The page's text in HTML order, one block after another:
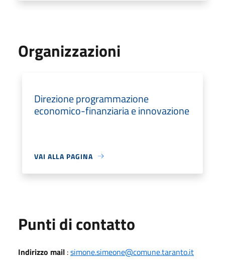
Organizzazioni
Direzione programmazione
economico-finanziaria e innovazione
VAI ALLA PAGINA
Punti di contatto
Indirizzo mail :simone.simeone@comune.taranto.it